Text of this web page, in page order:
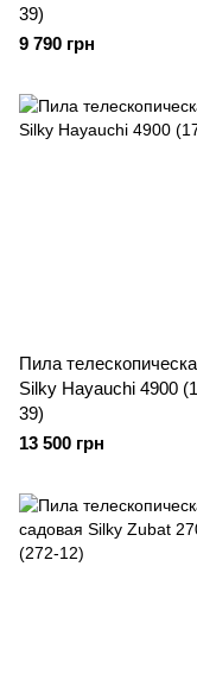
39)
9 790 грн
Пила
Silky Hayauchi 4900
39)
13 500 грн